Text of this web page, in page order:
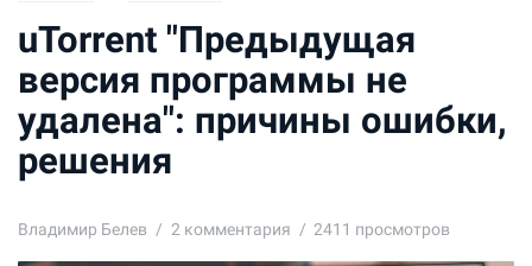
uTorrent "Предыдущая
версия программы не
удалена": причины ошибки,
решения
Владимир Белев 2 комментария 2411 просмотров